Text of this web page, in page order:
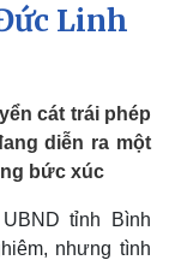
tiết
Linh
cát trái phép
diễn ra một
bức xúc
tỉnh Bình
nhưng tình